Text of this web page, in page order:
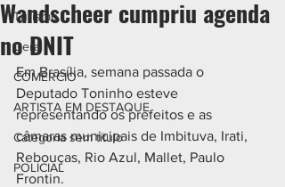
Turismo
Geral
COMÉRCIO
ARTISTA EM DESTAQUE
Categoria sem título
POLICIAL
Wandscheer cumpriu agenda
no DNIT
Em Brasília, semana passada o
Deputado Toninho esteve
representando os prefeitos e as
câmaras municipais de Imbituva, Irati,
Rebouças, Rio Azul, Mallet, Paulo
Frontin.